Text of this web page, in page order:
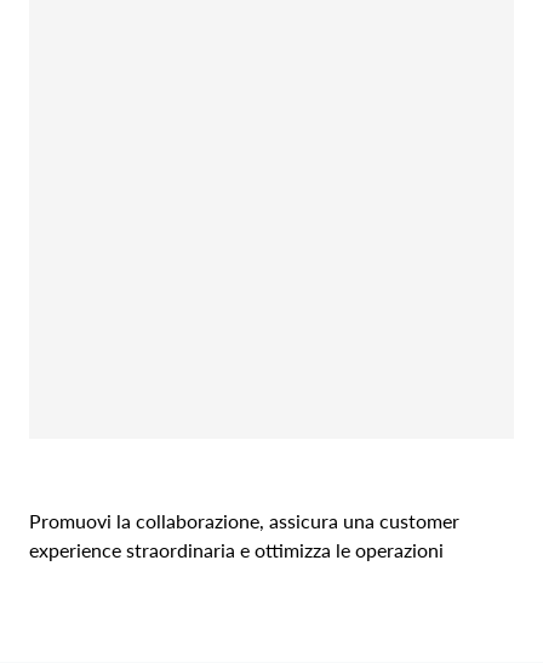
Promuovi la collaborazione, assicura una customer
experience straordinaria e ottimizza le operazioni